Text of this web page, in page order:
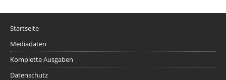
Startseite
Mediadaten
Komplette Ausgaben
Datenschutz